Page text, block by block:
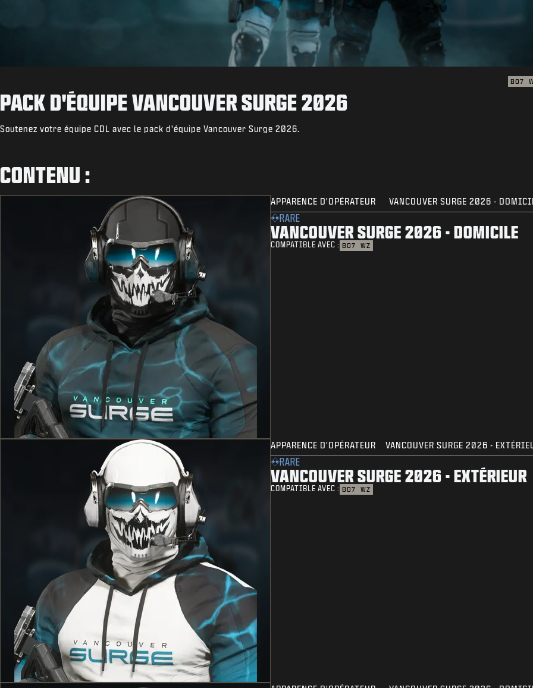
BO7
PACK D'ÉQUIPE VANCOUVER SURGE 2026
Soutenez votre équipe CDL avec le pack d'équipe Vancouver Surge 2026.
CONTENU :
APPARENCE D'OPÉRATEUR VANCOUVER SURGE 2026 -
RARE
VANCOUVER SURGE 2026 - DOMICILE
COMPATIBLE AVEC : BO7 WZ
APPARENCE D'OPÉRATEUR VANCOUVER SURGE 2026 -
RARE
VANCOUVER SURGE 2026 - EXTÉRIEUR
COMPATIBLE AVEC : BO7 WZ